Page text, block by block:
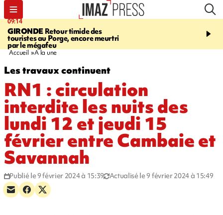
09:14
GIRONDE Retour timide des
touristes au Porge, encore meurtri
par le mégafeu
13:09
Des
font cinq morts en
Accueil A la une
Les travaux continuent
RN1 : circulation
interdite les nuits des
lundi 12 et jeudi 15
février entre Cambaie et
Savannah
Publié le 9 février 2024 à 15:39 Actualisé le 9 février 2024 à 15:49